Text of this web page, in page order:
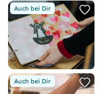
Auch bei Dir
Auch bei Dir